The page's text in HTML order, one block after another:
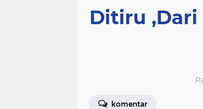
Ditiru ,Dari
komentar